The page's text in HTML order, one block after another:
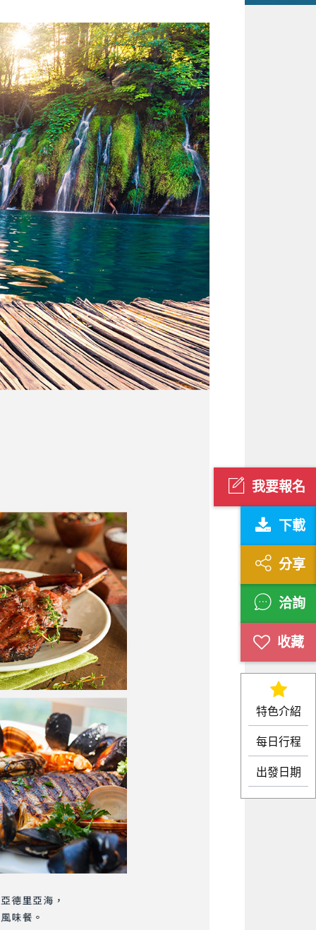
我要報名
下載
分享
洽詢
特色介紹
每日行程
出發日期